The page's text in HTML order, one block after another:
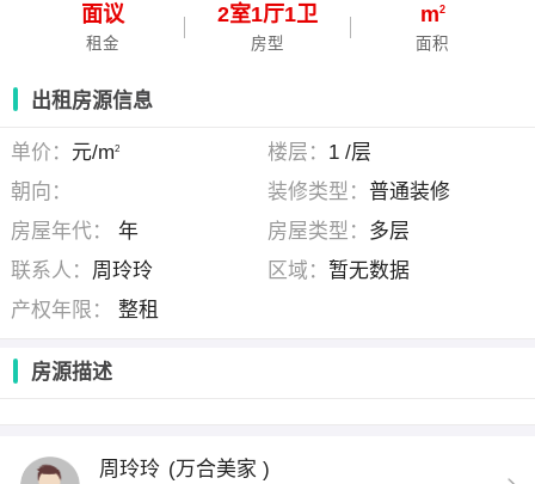
面议
租金
2室1厅1卫
房型
m2
面积
出租房源信息
单价： 元/m2 楼层： 1 /层
朝向：
装修类型： 普通装修
房屋年代：
年 房屋类型： 多层
联系人： 周玲玲 区域： 暂无数据
产权年限：
整租
房源描述
周玲玲 (万合美家 )